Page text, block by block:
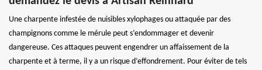
Une charpente infestée de nuisibles xylophages ou attaquée par des
champignons comme le mérule peut s’endommager et devenir
dangereuse. Ces attaques peuvent engendrer un affaissement de la
charpente et à terme, il y a un risque d’effondrement. Pour éviter de tels